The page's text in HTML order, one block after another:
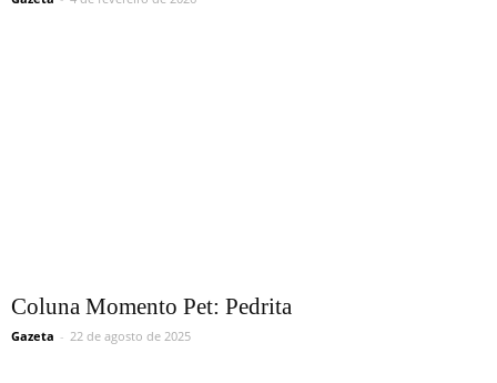
Coluna Momento Pet: Pedrita
Gazeta - 22 de agosto de 2025